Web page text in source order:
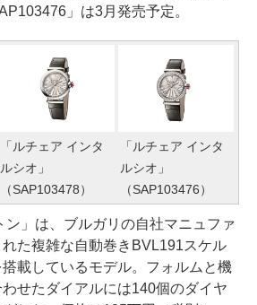
」は3月発売予定。
「ルチェア インタ
ルシオ」
（SAP103478）
「ルチェア インタ
ルシオ」
（SAP103476）
ン」は、ブルガリの自社マニュファ
た複雑な自動巻きBVL191スケル
搭載しているモデル。フォルムと機
せたダイアルには140個のダイヤ